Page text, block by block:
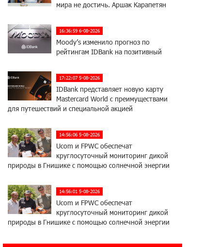
мира не достичь. Аршак Карапетян
16:36:59 6-08-2026
Moody’s изменило прогноз по
рейтингам IDBank на позитивный
17:22:07 5-08-2026
IDBank представляет новую карту
Mastercard World с преимуществами
для путешествий и специальной акцией
14:56:06 5-08-2026
Ucom и FPWC обеспечат
круглосуточный мониторинг дикой
природы в Гнишике с помощью солнечной энергии
14:56:01 5-08-2026
Ucom и FPWC обеспечат
круглосуточный мониторинг дикой
природы в Гнишике с помощью солнечной энергии